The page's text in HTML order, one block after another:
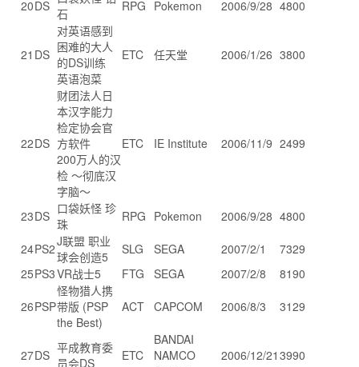
20DS 石
RPG Pokemon 2006/9/28 4800
21 DS
对英语感到
困难的大人
的DS训练
英语泡菜
ETC 任天堂 2006/1/26 3800
22DS
财团法人日
本汉字能力
检定协会官
方软件
200万人的汉
检 ～彻底汉
字脑～
ETC IE Institute 2006/11/9 2499
23DS 口袋妖怪 珍
珠
RPG Pokemon 2006/9/28 4800
24PS2J联盟 职业
球会创造5
SLG SEGA 2007/2/1
7329
25PS3VR战士5 FTG SEGA 2007/2/8 8190
26PSP
怪物猎人携
带版 (PSP
the Best)
ACT CAPCOM 2006/8/3 3129
27DS 平成教育委
员会DS
ETC
BANDAI
NAMCO
2006/12/21 3990